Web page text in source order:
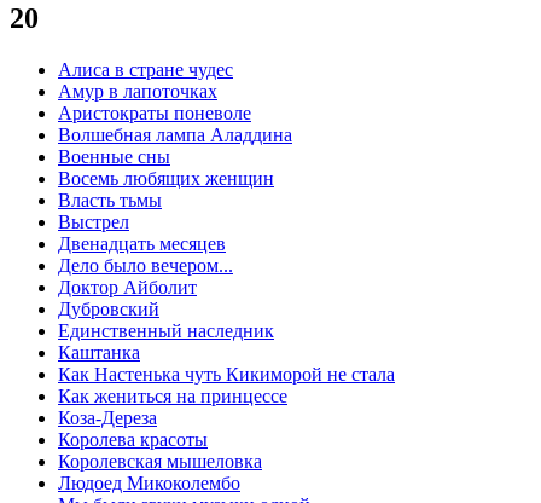
20
Алиса в стране чудес
Амур в лапоточках
Аристократы поневоле
Волшебная лампа Аладдина
Военные сны
Восемь любящих женщин
Власть тьмы
Выстрел
Двенадцать месяцев
Дело было вечером...
Доктор Айболит
Дубровский
Единственный наследник
Каштанка
Как Настенька чуть Кикиморой не стала
Как жениться на принцессе
Коза-Дереза
Королева красоты
Королевская мышеловка
Людоед Микоколембо